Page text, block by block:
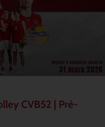
CVB52 | Pré-